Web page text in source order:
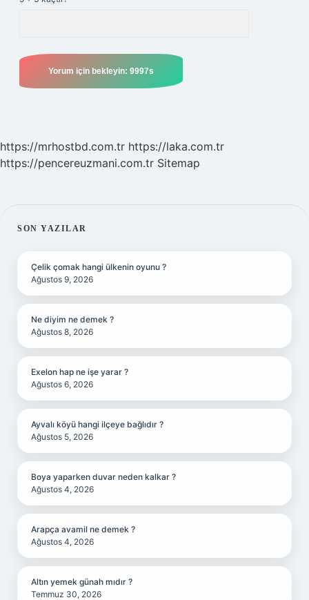
https://mrhostbd.com.tr https://laka.com.tr
https://pencereuzmani.com.tr Sitemap
SIDEBAR
SON YAZILAR
Çelik çomak hangi ülkenin oyunu ?
Ağustos 9, 2026
Ne diyim ne demek ?
Ağustos 8, 2026
Exelon hap ne işe yarar ?
Ağustos 6, 2026
Ayvalı köyü hangi ilçeye bağlıdır ?
Ağustos 5, 2026
Boya yaparken duvar neden kalkar ?
Ağustos 4, 2026
Arapça avamil ne demek ?
Ağustos 4, 2026
Altın yemek günah mıdır ?
Temmuz 30, 2026